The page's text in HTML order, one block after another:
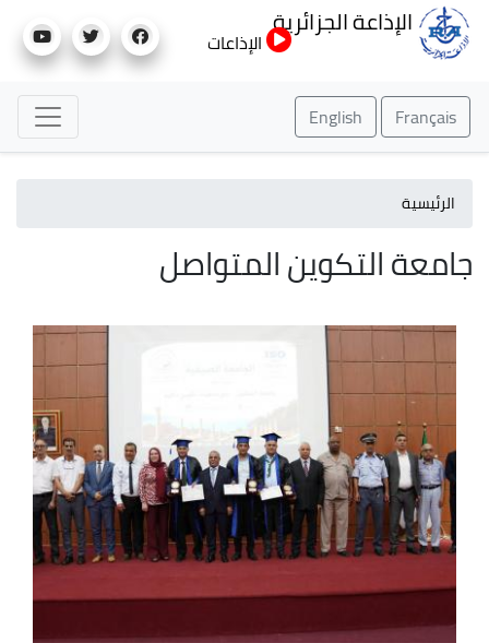
إلى
الإذاعة الجزائرية
الإذاعات
Français
English
الرئيسية
جامعة التكوين المتواصل